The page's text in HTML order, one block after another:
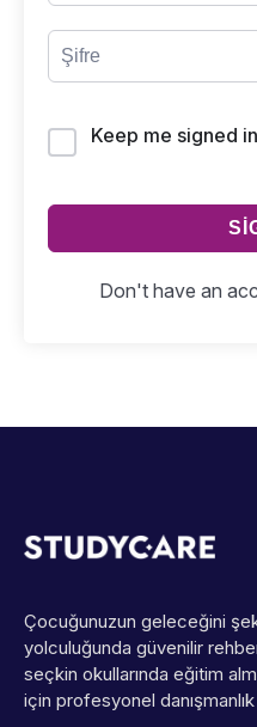
Keep me signed in
Don't have an
Çocuğunuzun geleceğini
yolculuğunda güvenilir
seçkin okullarında eğitim
için profesyonel